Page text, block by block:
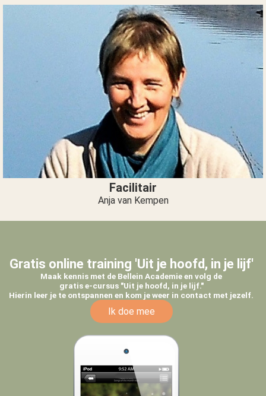
Facilitair
Anja van Kempen
Gratis online training 'Uit je hoofd, in je lijf'
Maak kennis met de Bellein Academie en volg de
gratis e-cursus "Uit je hoofd, in je lijf."
Hierin leer je te ontspannen en kom je weer in contact met jezelf.
Ik doe mee